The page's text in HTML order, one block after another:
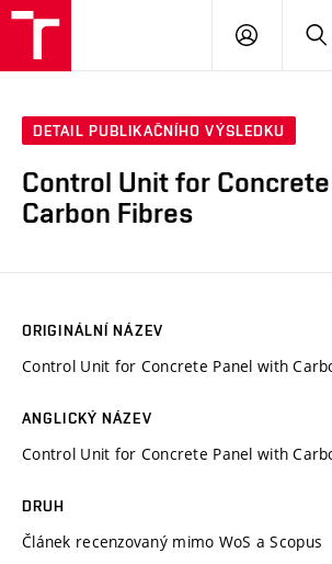
PŘIHLÁSIT
DETAIL PUBLIKAČNÍHO VÝSLEDKU
Control Unit for
Carbon Fibres
ORIGINÁLNÍ NÁZEV
Control Unit for Concrete Panel with
ANGLICKÝ NÁZEV
Control Unit for Concrete Panel with
DRUH
Článek recenzovaný mimo WoS a Scopus